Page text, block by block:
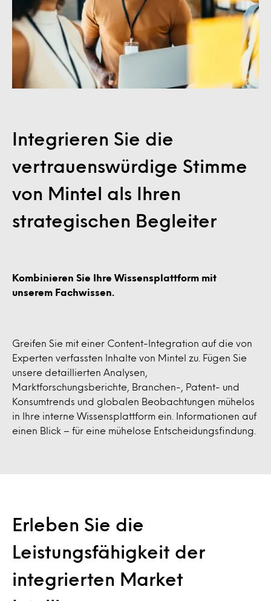
Integrieren Sie die
vertrauenswürdige Stimme
von Mintel als Ihren
strategischen Begleiter
Kombinieren Sie Ihre Wissensplattform mit
unserem Fachwissen.
Greifen Sie mit einer Content-Integration auf die von
Experten verfassten Inhalte von Mintel zu. Fügen Sie
unsere detaillierten Analysen,
Marktforschungsberichte, Branchen-, Patent- und
Konsumtrends und globalen Beobachtungen mühelos
in Ihre interne Wissensplattform ein. Informationen auf
einen Blick – für eine mühelose Entscheidungsfindung.
Erleben Sie die
Leistungsfähigkeit der
integrierten Market